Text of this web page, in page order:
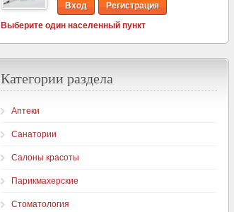
Вход
Регистрация
Выберите один населенный пункт
Категории раздела
Аптеки
Санатории
Салоны красоты
Парикмахерские
Стоматология